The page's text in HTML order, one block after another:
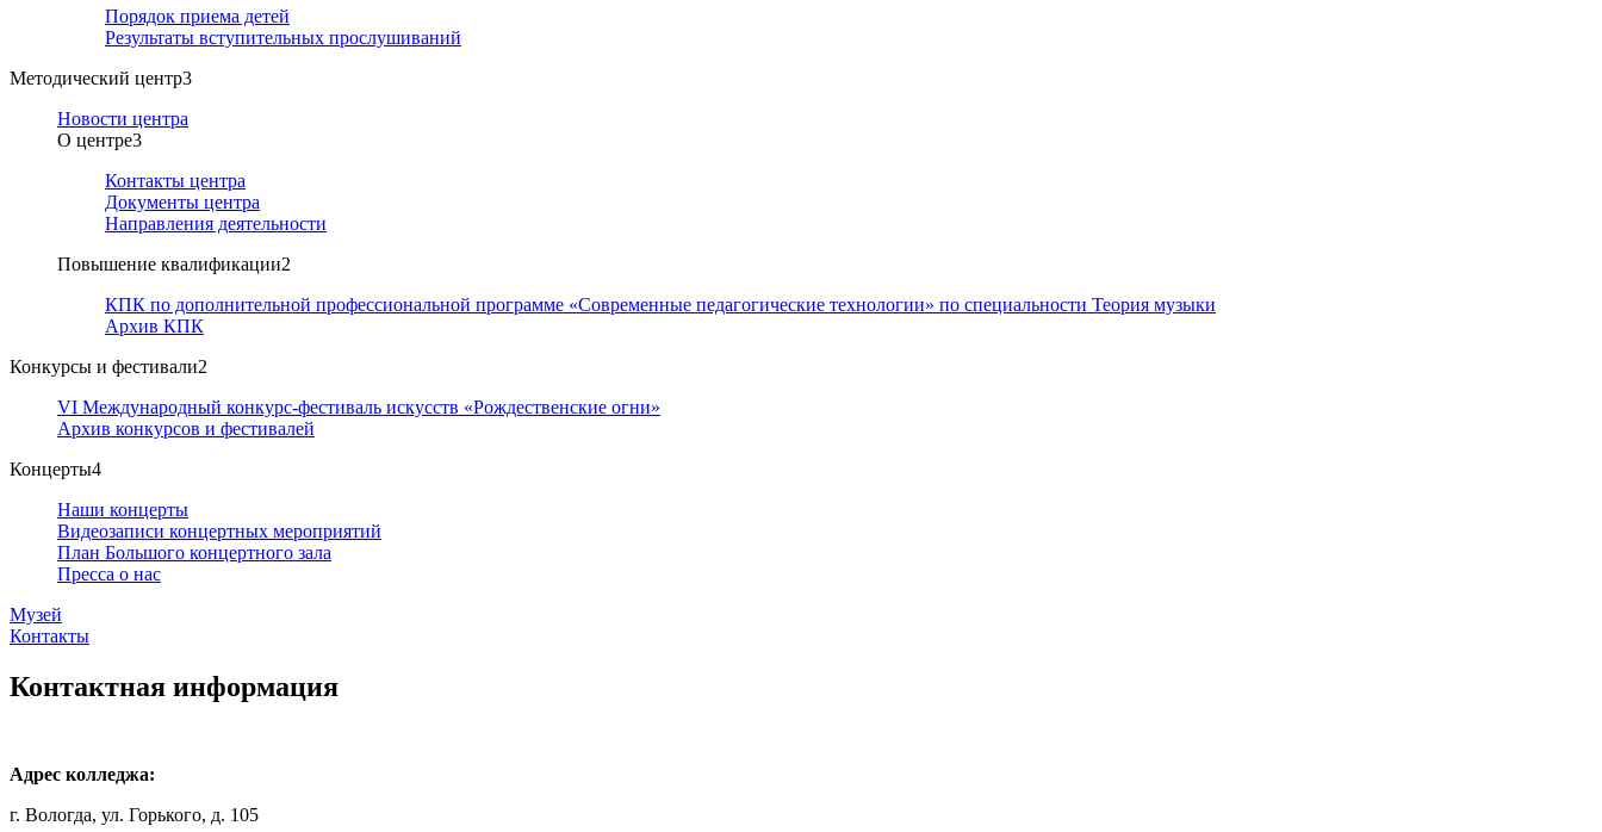
Порядок приема детей
Результаты вступительных прослушиваний
Методический центр3
Новости центра
О центре3
Контакты центра
Документы центра
Направления деятельности
Повышение квалификации2
КПК по дополнительной профессиональной программе «Современные педагогические технологии» по специальности Теория музыки
Архив КПК
Конкурсы и фестивали2
VI Международный конкурс-фестиваль искусств «Рождественские огни»
Архив конкурсов и фестивалей
Концерты4
Наши концерты
Видеозаписи концертных мероприятий
План Большого концертного зала
Пресса о нас
Музей
Контакты
Контактная информация
Адрес колледжа:
г. Вологда, ул. Горького, д. 105